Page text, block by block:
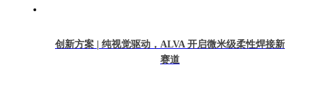
创新方案 | 纯视觉驱动，ALVA 开启微米级柔性焊接新
赛道